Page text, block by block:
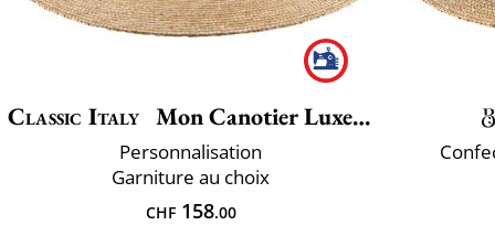
Classic Italy Mon Canotier Luxe Large
Personnalisation
Garniture au choix
CHF158.00